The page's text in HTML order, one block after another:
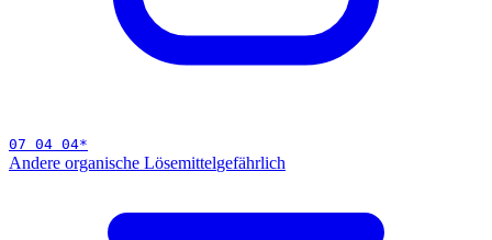
07 04 04*
Andere organische Lösemittelgefährlich